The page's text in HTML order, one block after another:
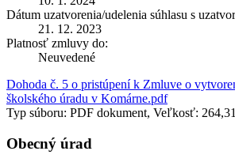
Dátum uzatvorenia/udelenia súhlasu s
21. 12. 2023
Platnosť zmluvy do:
Neuvedené
Dohoda č. 5 o pristúpení k Zmluve o
školského úradu v Komárne.pdf
Typ súboru: PDF dokument, Veľkosť:
Obecný úrad